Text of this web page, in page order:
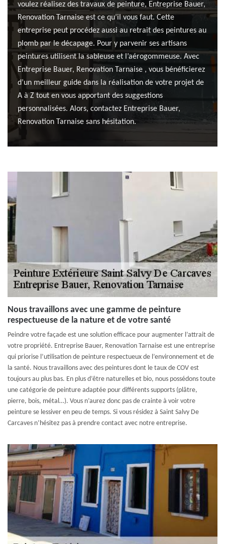
voulez réalisez des travaux de peinture, Entreprise Bauer,
Renovation Tarnaise est ce qu’il vous faut. Cette
entreprise peut procédez aussi au retrait des peintures au
plomb par le décapage. Pour y parvenir ses artisans
peintures utilisent la sableuse et l’aérogommeuse. Avec
Entreprise Bauer, Renovation Tarnaise , vous bénéficierez
d’un meilleur guide dans la réalisation de votre projet de
A à Z tout en vous apportant des suggestions
personnalisées. Alors, contactez Entreprise Bauer,
Renovation Tarnaise sans hésitation.
Nous travaillons avec une gamme de peinture
respectueuse de la nature et de votre santé
Peindre votre façade est une solution efficace pour augmenter l’attrait de
votre propriété. Entreprise Bauer, Renovation Tarnaise est une entreprise
qui priorise l’utilisation de peinture respectueux de l’environnement et de
la santé. Nous travaillons avec des peintures dont le taux de COV est
toujours au plus bas. En plus d’être naturelles et bio, nous possédons toute
une catégorie de peinture adaptée pour différents supports (plâtre,
pierre, bois, métal…). Vous n’aurez donc pas de crainte à voir votre
peinture se lessiver en peu de temps. Si vous résidez à Saint Salvy De
Carcaves n’hésitez pas à prendre contact avec notre entreprise.